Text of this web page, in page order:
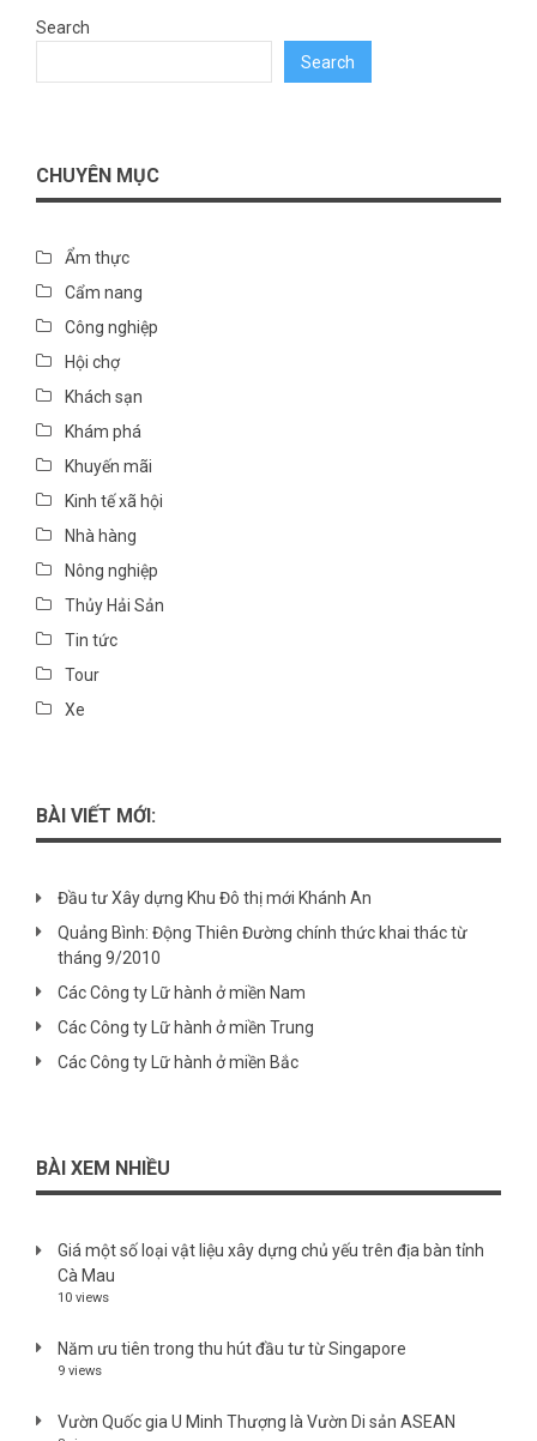
Search
Search
CHUYÊN MỤC
Ẩm thực
Cẩm nang
Công nghiệp
Hội chợ
Khách sạn
Khám phá
Khuyến mãi
Kinh tế xã hội
Nhà hàng
Nông nghiệp
Thủy Hải Sản
Tin tức
Tour
Xe
BÀI VIẾT MỚI:
Đầu tư Xây dựng Khu Đô thị mới Khánh An
Quảng Bình: Động Thiên Đường chính thức khai thác từ
tháng 9/2010
Các Công ty Lữ hành ở miền Nam
Các Công ty Lữ hành ở miền Trung
Các Công ty Lữ hành ở miền Bắc
BÀI XEM NHIỀU
Giá một số loại vật liệu xây dựng chủ yếu trên địa bàn tỉnh
Cà Mau
10 views
Năm ưu tiên trong thu hút đầu tư từ Singapore
9 views
Vườn Quốc gia U Minh Thượng là Vườn Di sản ASEAN